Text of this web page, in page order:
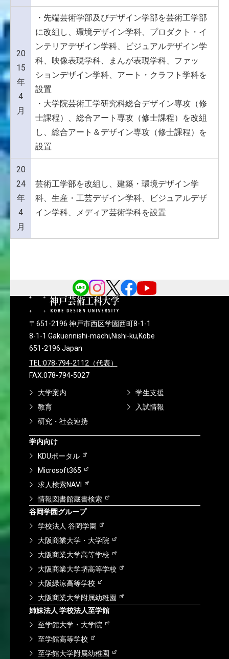
20
15
年
4
月
・先端芸術学部及びデザイン学部を芸術工学部
に改組し、環境デザイン学科、プロダクト・イ
ンテリアデザイン学科、ビジュアルデザイン学
科、映像表現学科、まんが表現学科、ファッ
ションデザイン学科、アート・クラフト学科を
設置
・大学院芸術工学研究科総合デザイン専攻（修
士課程）、総合アート専攻（修士課程）を改組
し、総合アート＆デザイン専攻（修士課程）を
設置
20
24
年
4
月
芸術工学部を改組し、建築・環境デザイン学
科、生産・工芸デザイン学科、ビジュアルデザ
イン学科、メディア芸術学科を設置
〒651-2196 神戸市西区学園西町8-1-1
8-1-1 Gakuennishi-machi,Nishi-ku,Kobe
651-2196 Japan
TEL:078-794-2112（代表）
FAX:078-794-5027
大学案内
学生支援
教育
入試情報
研究・社会連携
学内向け
KDUポータル
Microsoft365
求人検索NAVI
情報図書館蔵書検索
谷岡学園グループ
学校法人 谷岡学園
大阪商業大学・大学院
大阪商業大学高等学校
大阪商業大学堺高等学校
大阪緑涼高等学校
大阪商業大学附属幼稚園
姉妹法人 学校法人至学館
至学館大学・大学院
至学館高等学校
至学館大学附属幼稚園